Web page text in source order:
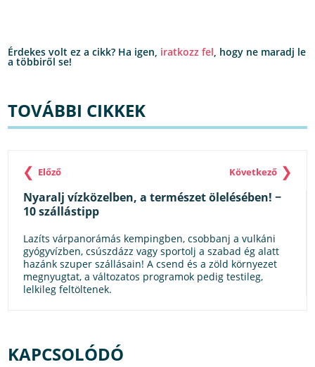
Érdekes volt ez a cikk? Ha igen, iratkozz fel, hogy ne maradj le
a többiről se!
TOVÁBBI CIKKEK
Nyaralj vízközelben, a természet ölelésében! −
10 szállástipp
Lazíts várpanorámás kempingben, csobbanj a vulkáni
gyógyvízben, csúszdázz vagy sportolj a szabad ég alatt
hazánk szuper szállásain! A csend és a zöld környezet
megnyugtat, a változatos programok pedig testileg,
lelkileg feltöltenek.
❮ Előző Következő ❯
KAPCSOLÓDÓ